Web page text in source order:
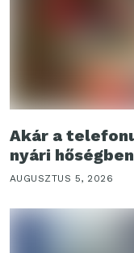
Akár a
nyári hőségben
AUGUSZTUS 5, 2026